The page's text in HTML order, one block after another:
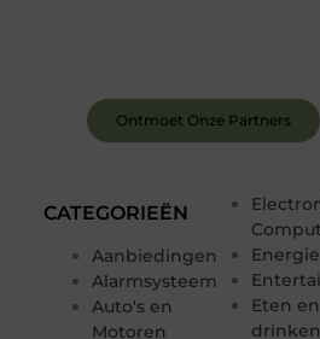
CATEGORIEËN
Aanbiedingen
Alarmsysteem
Auto's en
Motoren
Energie
Eten en
drinken
Ontmoet Onze Partners